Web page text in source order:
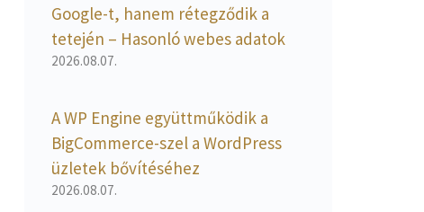
Google-t, hanem rétegződik a
tetején – Hasonló webes adatok
2026.08.07.
A WP Engine együttműködik a
BigCommerce-szel a WordPress
üzletek bővítéséhez
2026.08.07.